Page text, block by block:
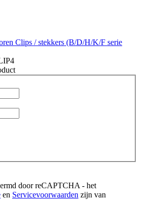
Clips / stekkers (B/D/H/K/F serie
door reCAPTCHA - het
en Servicevoorwaarden zijn van